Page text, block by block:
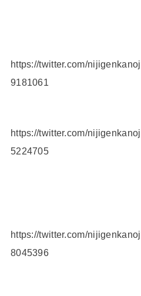
https://twitter.com/
9181061
https://twitter.com/
5224705
https://twitter.com/
8045396